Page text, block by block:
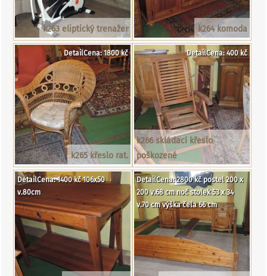
k263 eliptický trenažer k264 komoda
k265 křeslo rat.
DetailCena: 1800 kč
k266 skládací křeslo
poškozené
DetailCena: 400 kč
DetailCena: 1400 kč 106x50
v.80cm
DetailCena: 2800 kč postel 200 x
200 v.68 cm noč stolek 53 x 34
v.70 cm výška čela 66 cm